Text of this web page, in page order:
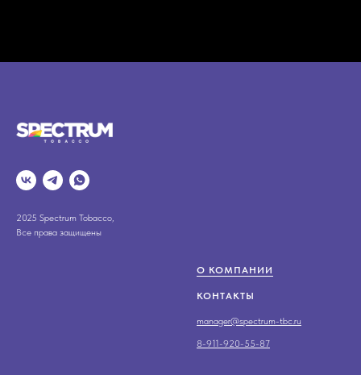
2025 Spectrum Tobacco,
Все права защищены
О КОМПАНИИ
КОНТАКТЫ
manager@spectrum-tbc.ru
8-911-920-55-87